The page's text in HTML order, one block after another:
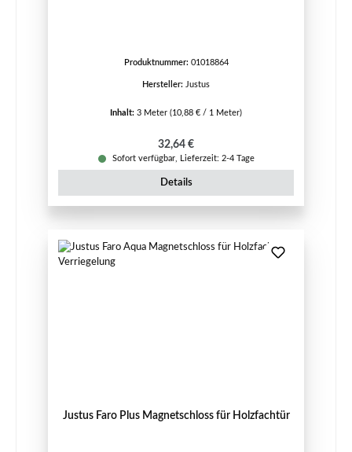
Produktnummer: 01018864
Hersteller: Justus
Inhalt: 3 Meter (10,88 € / 1 Meter)
Regulärer Preis:
32,64 €
Sofort verfügbar, Lieferzeit: 2-4 Tage
Details
Justus Faro Plus Magnetschloss für Holzfachtür